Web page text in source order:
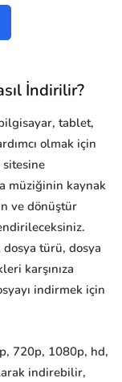
İndirilir?
tablet,
olmak için
müziğinin kaynak
ve dönüştür
türü, dosya
karşınıza
indirmek için
720p, 1080p, hd,
indirebilir,